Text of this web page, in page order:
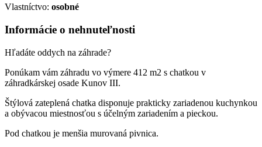
Vlastníctvo: osobné
Informácie o nehnuteľnosti
Hľadáte oddych na záhrade?
Ponúkam vám záhradu vo výmere 412 m2 s chatkou v
záhradkárskej osade Kunov III.
Štýlová zateplená chatka disponuje prakticky zariadenou kuchynkou
a obývacou miestnosťou s účelným zariadením a pieckou.
Pod chatkou je menšia murovaná pivnica.